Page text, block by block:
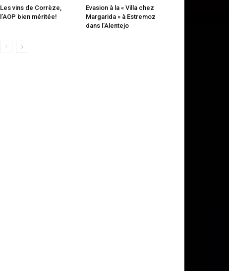
Les vins de Corrèze,
l’AOP bien méritée!
Evasion à la « Villa chez
Margarida » à Estremoz
dans l’Alentejo